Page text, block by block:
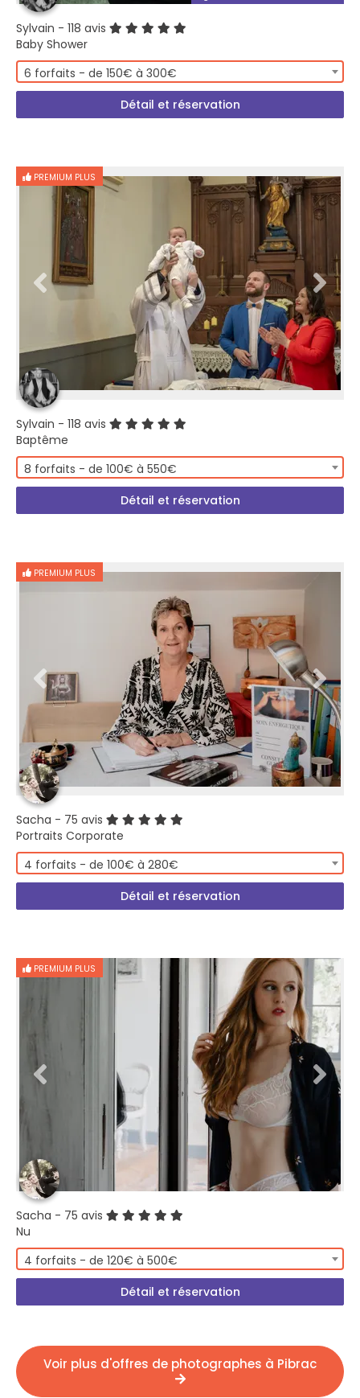
Sylvain - 118 avis
Baby Shower
6 forfaits - de 150€ à 300€
Détail et réservation
PREMIUM PLUS
Sylvain - 118 avis
Baptême
8 forfaits - de 100€ à 550€
Détail et réservation
PREMIUM PLUS
Sacha - 75 avis
Portraits Corporate
4 forfaits - de 100€ à 280€
Détail et réservation
PREMIUM PLUS
Sacha - 75 avis
Nu
4 forfaits - de 120€ à 500€
Détail et réservation